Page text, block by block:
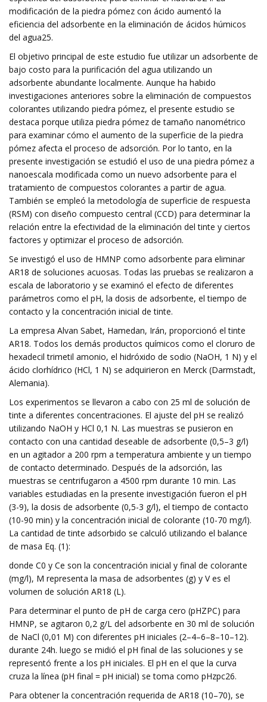
modificación de la piedra pómez con ácido aumentó la
eficiencia del adsorbente en la eliminación de ácidos húmicos
del agua25.
El objetivo principal de este estudio fue utilizar un adsorbente de
bajo costo para la purificación del agua utilizando un
adsorbente abundante localmente. Aunque ha habido
investigaciones anteriores sobre la eliminación de compuestos
colorantes utilizando piedra pómez, el presente estudio se
destaca porque utiliza piedra pómez de tamaño nanométrico
para examinar cómo el aumento de la superficie de la piedra
pómez afecta el proceso de adsorción. Por lo tanto, en la
presente investigación se estudió el uso de una piedra pómez a
nanoescala modificada como un nuevo adsorbente para el
tratamiento de compuestos colorantes a partir de agua.
También se empleó la metodología de superficie de respuesta
(RSM) con diseño compuesto central (CCD) para determinar la
relación entre la efectividad de la eliminación del tinte y ciertos
factores y optimizar el proceso de adsorción.
Se investigó el uso de HMNP como adsorbente para eliminar
AR18 de soluciones acuosas. Todas las pruebas se realizaron a
escala de laboratorio y se examinó el efecto de diferentes
parámetros como el pH, la dosis de adsorbente, el tiempo de
contacto y la concentración inicial de tinte.
La empresa Alvan Sabet, Hamedan, Irán, proporcionó el tinte
AR18. Todos los demás productos químicos como el cloruro de
hexadecil trimetil amonio, el hidróxido de sodio (NaOH, 1 N) y el
ácido clorhídrico (HCl, 1 N) se adquirieron en Merck (Darmstadt,
Alemania).
Los experimentos se llevaron a cabo con 25 ml de solución de
tinte a diferentes concentraciones. El ajuste del pH se realizó
utilizando NaOH y HCl 0,1 N. Las muestras se pusieron en
contacto con una cantidad deseable de adsorbente (0,5–3 g/l)
en un agitador a 200 rpm a temperatura ambiente y un tiempo
de contacto determinado. Después de la adsorción, las
muestras se centrifugaron a 4500 rpm durante 10 min. Las
variables estudiadas en la presente investigación fueron el pH
(3-9), la dosis de adsorbente (0,5-3 g/l), el tiempo de contacto
(10-90 min) y la concentración inicial de colorante (10-70 mg/l).
La cantidad de tinte adsorbido se calculó utilizando el balance
de masa Eq. (1):
donde C0 y Ce son la concentración inicial y final de colorante
(mg/l), M representa la masa de adsorbentes (g) y V es el
volumen de solución AR18 (L).
Para determinar el punto de pH de carga cero (pHZPC) para
HMNP, se agitaron 0,2 g/L del adsorbente en 30 ml de solución
de NaCl (0,01 M) con diferentes pH iniciales (2–4–6–8–10–12).
durante 24h. luego se midió el pH final de las soluciones y se
representó frente a los pH iniciales. El pH en el que la curva
cruza la línea (pH final = pH inicial) se toma como pHzpc26.
Para obtener la concentración requerida de AR18 (10–70), se